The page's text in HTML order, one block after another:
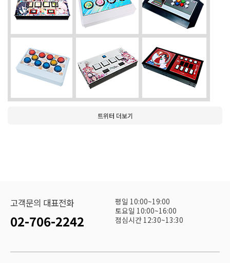
트위터 더보기
고객문의 대표전화
02-706-2242
평일 10:00~19:00
토요일 10:00~16:00
점심시간 12:30~13:30